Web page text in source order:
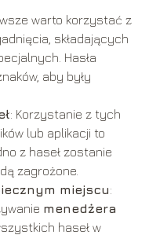
warto korzystać z
składających
Hasła
aby były
: Korzystanie z tych
lub aplikacji to
z haseł zostanie
zagrożone.
miejscu:
menedżera
haseł w